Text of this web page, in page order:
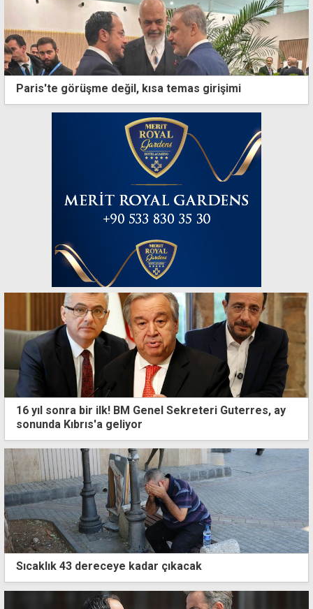
Paris'te görüşme değil, kısa temas girişimi
16 yıl sonra bir ilk! BM Genel Sekreteri Guterres, ay
sonunda Kıbrıs'a geliyor
Sıcaklık 43 dereceye kadar çıkacak